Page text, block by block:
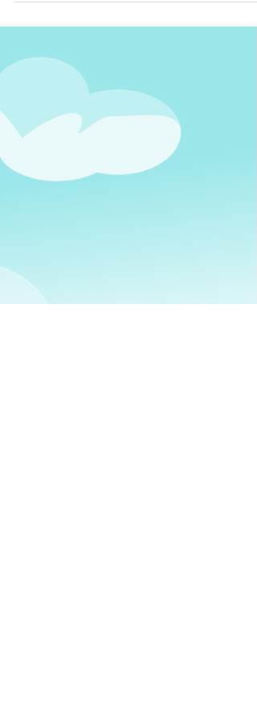
L'huile essentielle de lavande vraie est une
Elle occupe une place primordiale en...